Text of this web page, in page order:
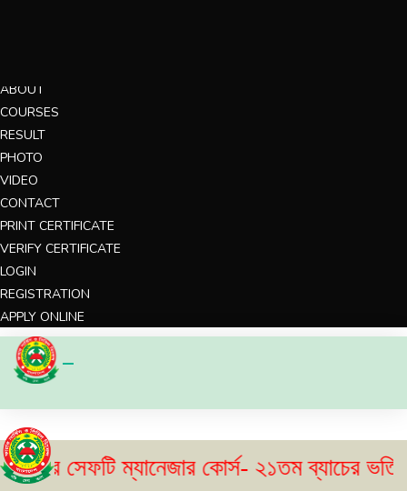
ABOUT
COURSES
RESULT
PHOTO
VIDEO
CONTACT
PRINT CERTIFICATE
VERIFY CERTIFICATE
LOGIN
REGISTRATION
APPLY ONLINE
ম্যানেজার কোর্স- ২১তম ব্যাচের ভর্তি